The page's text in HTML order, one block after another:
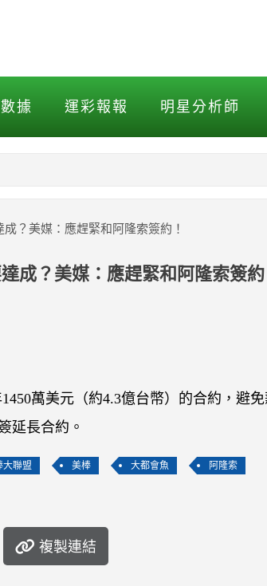
略要達成？美媒：
據 運彩報報 明星分析師
？美媒：應趕緊和阿隆索簽約！
成？美媒：應趕緊和阿隆索簽
萬美元（約4.3億台幣）的合約，避
延長合約。
大聯盟 美棒 大都會魚 阿隆索
複製連結